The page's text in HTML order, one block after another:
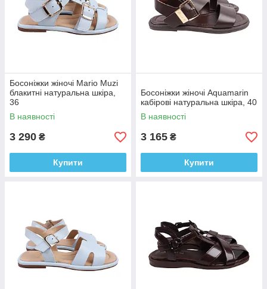
Босоніжки жіночі Mario Muzi
блакитні натуральна шкіра,
36
В наявності
3 290 ₴
Купити
Босоніжки жіночі Aquamarin
кабірові натуральна шкіра, 40
В наявності
3 165 ₴
Купити